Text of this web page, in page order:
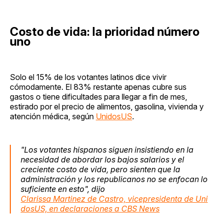
Costo de vida: la prioridad número
uno
Solo el 15% de los votantes latinos dice vivir
cómodamente. El 83% restante apenas cubre sus
gastos o tiene dificultades para llegar a fin de mes,
estirado por el precio de alimentos, gasolina, vivienda y
atención médica, según UnidosUS.
"Los votantes hispanos siguen insistiendo en la
necesidad de abordar los bajos salarios y el
creciente costo de vida, pero sienten que la
administración y los republicanos no se enfocan lo
suficiente en esto", dijo
Clarissa Martinez de Castro, vicepresidenta de Uni
dosUS, en declaraciones a CBS News